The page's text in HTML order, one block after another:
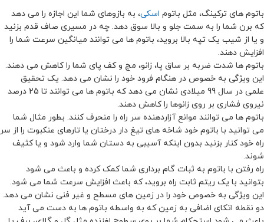
باتوم های ترکینگ، مثل باتوم اسکی، به بازوهای شما این اجازه را می دهد
که برن شما را به سمت جلو و بالا سوق دهد. چه در مسیری صاف قدم بزنید
و یا از شیب یک تپه بالا بروید، باتوم ها می توانند میانگین سرعت شما را
افزایش دهند.
باتوم ها شدت ضربه بر ساق پا، زانو، مچ و کف پای شما را کاهش می دهند.
این ویژگی به خصوص در هنگام فرود خود را نشان می دهد. یک تحقیق
علمی در سال 99 میلادی نشان می دهد که باتوم ها می توانند تا 25 درصد
نیروی فشاری بر روی زانوها را کاهش دهند.
باتوم ها می توانند موانع آزاردهنده سر راه را منحرف کنند. بطور مثال شما
می توانید با باتوم خود شاخه های تیغ دار درختان یا تارهای عنکبوت را از سر
راه خود کنار بزنید بدون اینکه آسیبی به دستان شما وارد شود و یا کثیف
شوند.
راه رفتن با باتوم به ثبات گام برداری شما کمک کرده و باعث می شود
بتوانید با یک ریتم ثابت راه بروید، که باعث افزایش سرعت شما می شود.
این ویژگی به خصوص خود را در زمین های مسطح و غیر فنی نشان می دهد.
دو نقطه اتکای اضافی به زمین که به واسطه باتوم ها به دست می آید